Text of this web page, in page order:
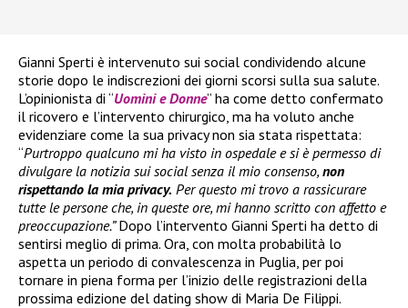
Gianni Sperti è intervenuto sui social condividendo alcune
storie dopo le indiscrezioni dei giorni scorsi sulla sua salute.
L’opinionista di “Uomini e Donne” ha come detto confermato
il ricovero e l’intervento chirurgico, ma ha voluto anche
evidenziare come la sua privacy non sia stata rispettata:
“Purtroppo qualcuno mi ha visto in ospedale e si è permesso di
divulgare la notizia sui social senza il mio consenso, non
rispettando la mia privacy. Per questo mi trovo a rassicurare
tutte le persone che, in queste ore, mi hanno scritto con affetto e
preoccupazione.”Dopo l’intervento Gianni Sperti ha detto di
sentirsi meglio di prima. Ora, con molta probabilità lo
aspetta un periodo di convalescenza in Puglia, per poi
tornare in piena forma per l’inizio delle registrazioni della
prossima edizione del dating show di Maria De Filippi.